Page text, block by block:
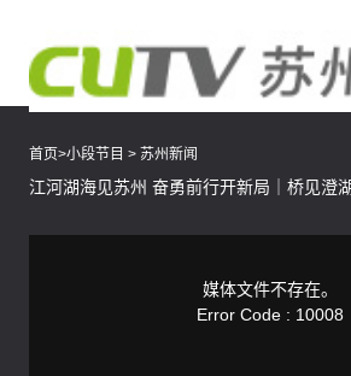
首页>小段节目 > 苏州新闻
江河湖海见苏州 奋勇前行开新局｜桥见澄
媒体文件不存在。
Error Code : 10008